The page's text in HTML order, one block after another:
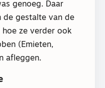
genoeg. Daar
de gestalte van de
hoe ze verder ook
(Emieten,
afleggen.